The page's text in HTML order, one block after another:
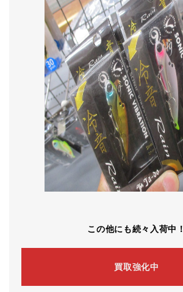
この他にも続々入荷中！
買取強化中